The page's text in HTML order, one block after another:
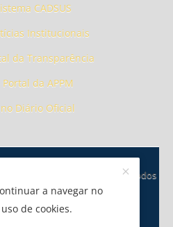
CADSUS
Institucionais
da Transparência
da APPM
Diário Oficial
de Baixa Grande do Ribeiro - Todos
Reservados.
de Uso Dados Abertos
a navegar no
de cookies.